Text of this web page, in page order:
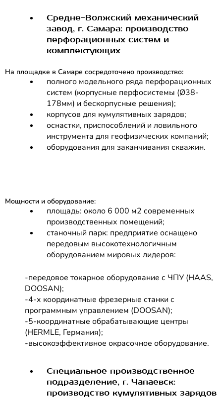
Средне-Волжский механический
завод, г. Самара: производство
перфорационных систем и
комплектующих
На площадке в Самаре сосредоточено производство:
полного модельного ряда перфорационных
систем (корпусные перфосистемы (Ø38-
178мм) и бескорпусные решения);
корпусов для кумулятивных зарядов;
оснастки, приспособлений и ловильного
инструмента для геофизических компаний;
оборудования для заканчивания скважин.
Мощности и оборудование:
площадь: около 6 000 м2 современных
производственных помещений;
станочный парк: предприятие оснащено
передовым высокотехнологичным
оборудованием мировых лидеров:
-передовое токарное оборудование с ЧПУ (HAAS,
DOOSAN);
-4-х координатные фрезерные станки с
программным управлением (DOOSAN);
-5-координатные обрабатывающие центры
(HERMLE, Германия);
-высокоэффективное окрасочное оборудование.
Специальное производственное
подразделение, г. Чапаевск:
производство кумулятивных зарядов